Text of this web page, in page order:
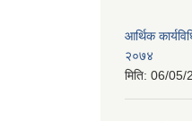
आर्थिक
२०७४
मिति: 06/05/